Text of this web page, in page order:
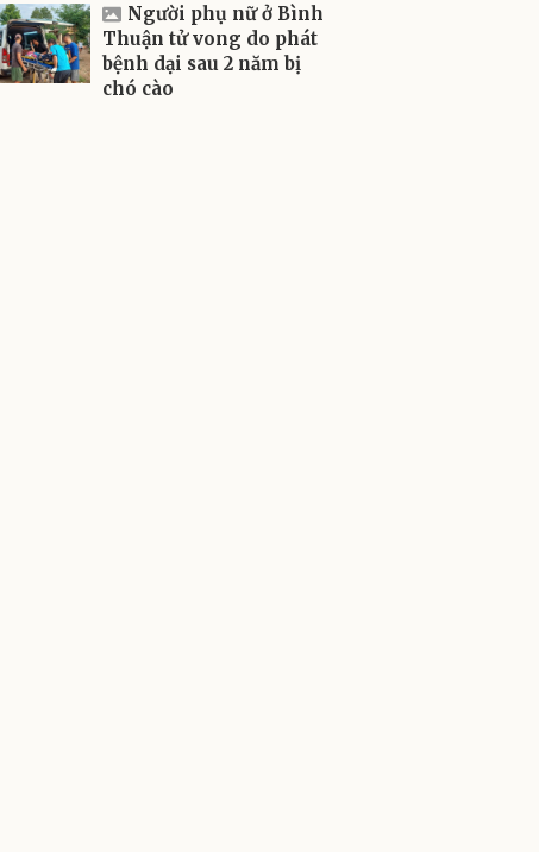
Người phụ nữ ở Bình
Thuận tử vong do phát
bệnh dại sau 2 năm bị
chó cào